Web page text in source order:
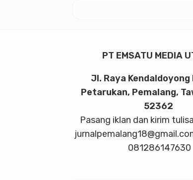
PT EMSATU MEDIA
Jl. Raya Kendaldoyong
Petarukan, Pemalang,
52362
Pasang iklan dan kirim
081286147630